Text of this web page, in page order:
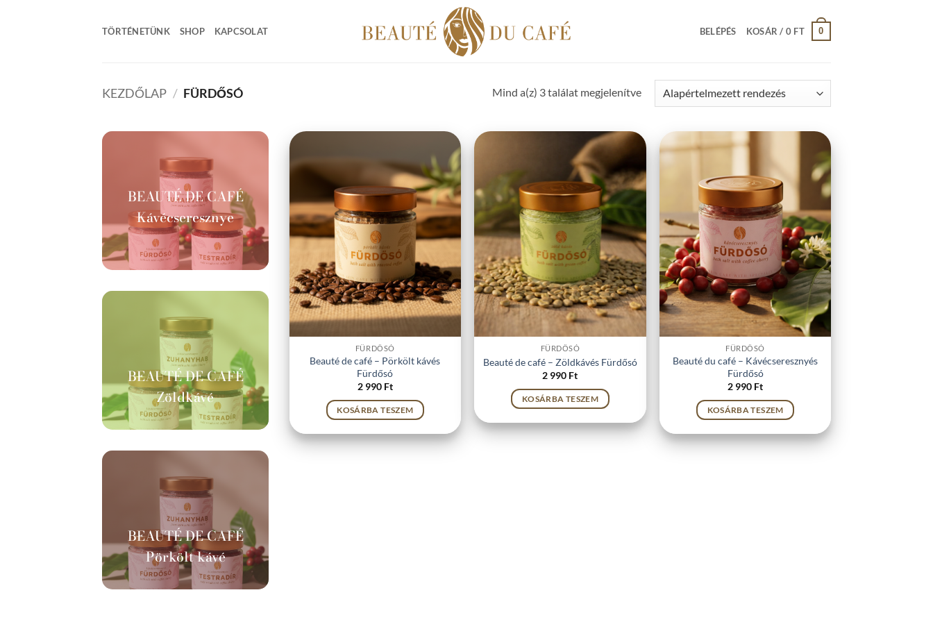
TÖRTÉNETÜNK SHOP KAPCSOLAT BELÉPÉS KOSÁR / 0 FT 0
KEZDŐLAP / FÜRDŐSÓ Mind a(z) 3 találat megjelenítve
BEAUTÉ DE CAFÉ
Kávécseresznye
BEAUTÉ DE CAFÉ
Zöldkávé
BEAUTÉ DE CAFÉ
Pörkölt kávé
FÜRDŐSÓ
Beauté de café – Pörkölt kávés
Fürdősó
2 990 Ft
KOSÁRBA TESZEM
FÜRDŐSÓ
Beauté de café – Zöldkávés Fürdősó
2 990 Ft
KOSÁRBA TESZEM
FÜRDŐSÓ
Beauté du café – Kávécseresznyés
Fürdősó
2 990 Ft
KOSÁRBA TESZEM